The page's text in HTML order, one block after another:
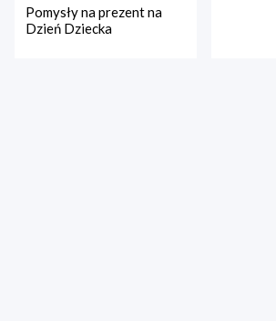
Pomysły na prezent na
Dzień Dziecka